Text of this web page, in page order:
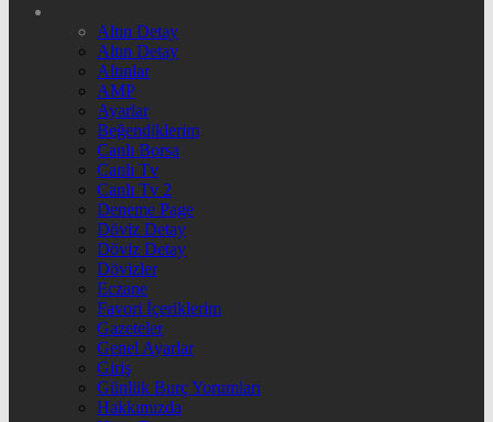
Altın Detay
Altın Detay
Altınlar
AMP
Ayarlar
Beğendiklerim
Canlı Borsa
Canlı Tv
Canlı Tv 2
Deneme Page
Döviz Detay
Döviz Detay
Dövizler
Eczane
Favori İçeriklerim
Gazeteler
Genel Ayarlar
Giriş
Günlük Burç Yorumları
Hakkımızda